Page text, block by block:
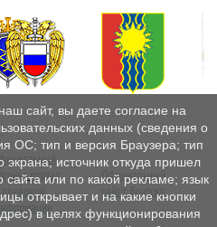
портал
правовой
информации
Официальный
сайт г. Братска
сайт, вы даете согласие на
данных (сведения о
ОС; тип и версия Браузера; тип
экрана; источник откуда пришел
сайта или по какой рекламе; язык
открывает и на какие кнопки
в целях функционирования